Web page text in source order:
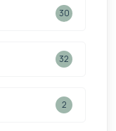
30
32
2